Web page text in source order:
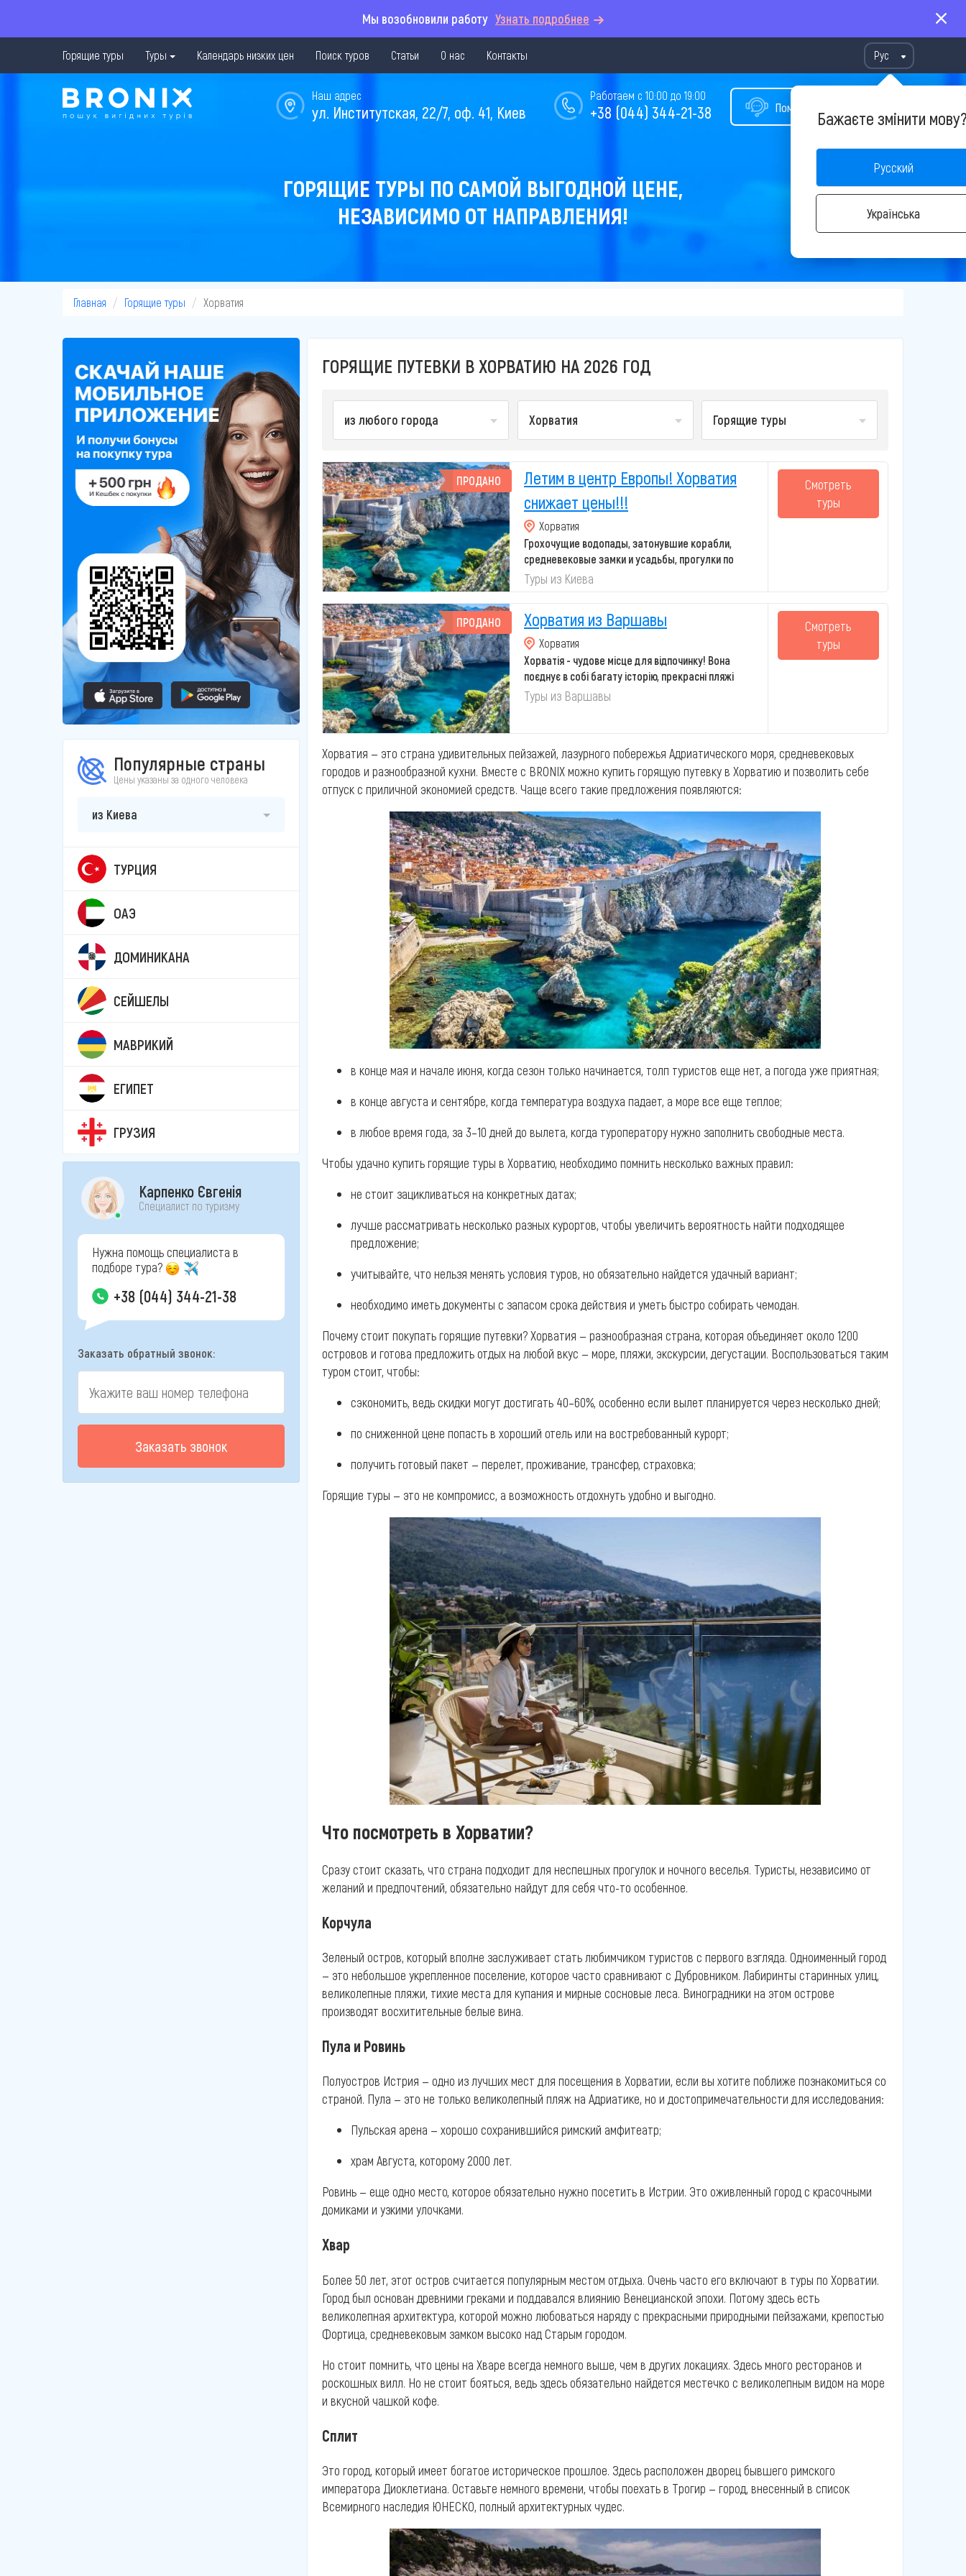
Мы возобновили работу Узнать подробнее
Горящие туры Туры Календарь низких цен Поиск туров Статьи О нас Контакты Рус
Бажаєте змінити
Русский
Українська
Помощь в подборе тура
Работаем с 10:00 до 19:00
+38 (044) 344-21-38
Наш адрес
ул. Институтская, 22/7, оф. 41, Киев
ГОРЯЩИЕ ТУРЫ ПО САМОЙ ВЫГОДНОЙ ЦЕНЕ,
НЕЗАВИСИМО ОТ НАПРАВЛЕНИЯ!
Главная Горящие туры Хорватия
Популярные страны
Цены указаны за одного человека
из Киева
ТУРЦИЯ
ОАЭ
ДОМИНИКАНА
СЕЙШЕЛЫ
МАВРИКИЙ
ЕГИПЕТ
ГРУЗИЯ
Карпенко Євгенія
Специалист по туризму
Нужна помощь специалиста в
подборе тура?
+38 (044) 344-21-38
Заказать обратный звонок:
Заказать звонок
ГОРЯЩИЕ ПУТЕВКИ В ХОРВАТИЮ НА 2026 ГОД
из любого города Хорватия Горящие туры
ПРОДАНО
Летим в центр Европы! Хорватия
снижает цены!!!
Хорватия
Грохочущие водопады, затонувшие корабли,
средневековые замки и усадьбы, прогулки по
старинным улочка...
Туры из Киева
Смотреть
туры
ПРОДАНО Хорватия из Варшавы
Хорватия
Хорватія - чудове місце для відпочинку! Вона
поєднує в собі багату історію, прекрасні пляжі
Адріатик...
Туры из Варшавы
Смотреть
туры
Хорватия — это страна удивительных пейзажей, лазурного побережья Адриатического моря, средневековых
городов и разнообразной кухни. Вместе с BRONIX можно купить горящую путевку в Хорватию и позволить себе
отпуск с приличной экономией средств. Чаще всего такие предложения появляются:
в конце мая и начале июня, когда сезон только начинается, толп туристов еще нет, а погода уже приятная;
в конце августа и сентябре, когда температура воздуха падает, а море все еще теплое;
в любое время года, за 3–10 дней до вылета, когда туроператору нужно заполнить свободные места.
Чтобы удачно купить горящие туры в Хорватию, необходимо помнить несколько важных правил:
не стоит зацикливаться на конкретных датах;
лучше рассматривать несколько разных курортов, чтобы увеличить вероятность найти подходящее
предложение;
учитывайте, что нельзя менять условия туров, но обязательно найдется удачный вариант;
необходимо иметь документы с запасом срока действия и уметь быстро собирать чемодан.
Почему стоит покупать горящие путевки? Хорватия — разнообразная страна, которая объединяет около 1200
островов и готова предложить отдых на любой вкус — море, пляжи, экскурсии, дегустации. Воспользоваться таким
туром стоит, чтобы:
сэкономить, ведь скидки могут достигать 40–60%, особенно если вылет планируется через несколько дней;
по сниженной цене попасть в хороший отель или на востребованный курорт;
получить готовый пакет — перелет, проживание, трансфер, страховка;
Горящие туры — это не компромисс, а возможность отдохнуть удобно и выгодно.
Что посмотреть в Хорватии?
Сразу стоит сказать, что страна подходит для неспешных прогулок и ночного веселья. Туристы, независимо от
желаний и предпочтений, обязательно найдут для себя что-то особенное.
Корчула
Зеленый остров, который вполне заслуживает стать любимчиком туристов с первого взгляда. Одноименный город
— это небольшое укрепленное поселение, которое часто сравнивают с Дубровником. Лабиринты старинных улиц,
великолепные пляжи, тихие места для купания и мирные сосновые леса. Виноградники на этом острове
производят восхитительные белые вина.
Пула и Ровинь
Полуостров Истрия — одно из лучших мест для посещения в Хорватии, если вы хотите поближе познакомиться со
страной. Пула — это не только великолепный пляж на Адриатике, но и достопримечательности для исследования:
Пульская арена — хорошо сохранившийся римский амфитеатр;
храм Августа, которому 2000 лет.
Ровинь — еще одно место, которое обязательно нужно посетить в Истрии. Это оживленный город с красочными
домиками и узкими улочками.
Хвар
Более 50 лет, этот остров считается популярным местом отдыха. Очень часто его включают в туры по Хорватии.
Город был основан древними греками и поддавался влиянию Венецианской эпохи. Потому здесь есть
великолепная архитектура, которой можно любоваться наряду с прекрасными природными пейзажами, крепостью
Фортица, средневековым замком высоко над Старым городом.
Но стоит помнить, что цены на Хваре всегда немного выше, чем в других локациях. Здесь много ресторанов и
роскошных вилл. Но не стоит бояться, ведь здесь обязательно найдется местечко с великолепным видом на море
и вкусной чашкой кофе.
Сплит
Это город, который имеет богатое историческое прошлое. Здесь расположен дворец бывшего римского
императора Диоклетиана. Оставьте немного времени, чтобы поехать в Трогир — город, внесенный в список
Всемирного наследия ЮНЕСКО, полный архитектурных чудес.